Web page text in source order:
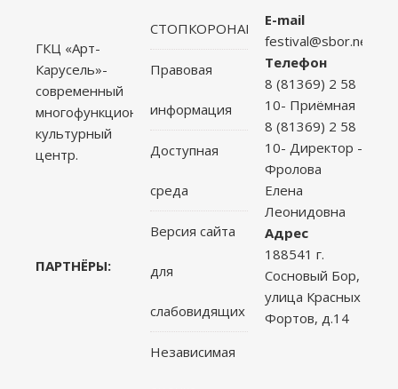
ГКЦ «Арт-
Карусель»-
современный
многофункциональный
культурный
центр.
ПАРТНЁРЫ:
СТОПКОРОНАВИРУС
Правовая
информация
Доступная
среда
Версия сайта
для
слабовидящих
Независимая
E-mail
festival@sbor.net
Телефон
8 (81369) 2 58
10- Приёмная
8 (81369) 2 58
10- Директор -
Фролова
Елена
Леонидовна
Адрес
188541 г.
Сосновый Бор,
улица Красных
Фортов, д.14